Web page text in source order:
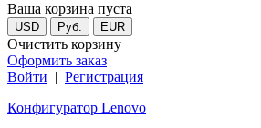
Ваша корзина пуста
USD Руб. EUR
Очистить корзину
Оформить заказ
Войти | Регистрация
Конфигуратор Lenovo